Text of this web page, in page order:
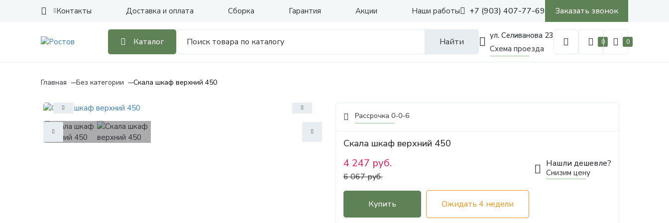
Контакты Доставка и оплата Сборка Гарантия Наши работы
Акции +7 (903) 407-77-69 Заказать звонок
Каталог Найти
ул. Селиванова 23
Схема проезда
0 0
Главная Без категории Скала шкаф верхний 450
Рассрочка 0-0-6
Скала шкаф верхний 450
4 247 руб.
6 067 руб.
Нашли дешевле?
Снизим цену
Купить Ожидать 4 недели